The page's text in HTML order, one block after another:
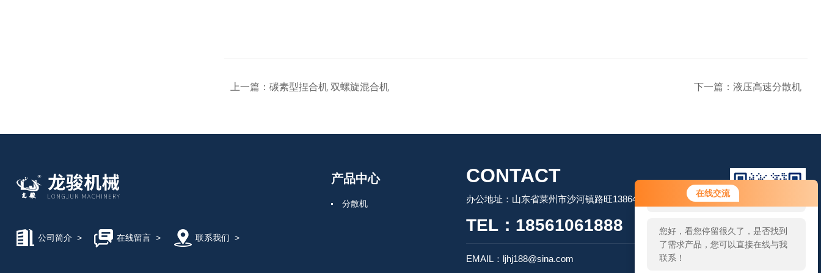
在线交流
您好！欢迎前来咨询，很高兴为您
服务，请问您要咨询什么问题呢？
您好，看您停留很久了，是否找到
了需求产品，您可以直接在线与我
联系！
上一篇： 碳素型捏合机 双螺旋混合机 下一篇： 液压高速分散机
公司简介 > 在线留言> 联系我们 >
产品中心
分散机
CONTACT
办公地址：山东省莱州市沙河镇路旺13864506509
TEL：18561061888
EMAIL：ljhj188@sina.com